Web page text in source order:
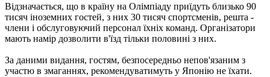
Відзначається, що в країну на Олімпіаду приїдуть близько 90
тисяч іноземних гостей, з них 30 тисяч спортсменів, решта -
члени і обслуговуючий персонал їхніх команд. Організатори
мають намір дозволити в'їзд тільки половині з них.
За даними видання, гостям, безпосередньо непов'язаним з
участю в змаганнях, рекомендуватимуть у Японію не їхати.